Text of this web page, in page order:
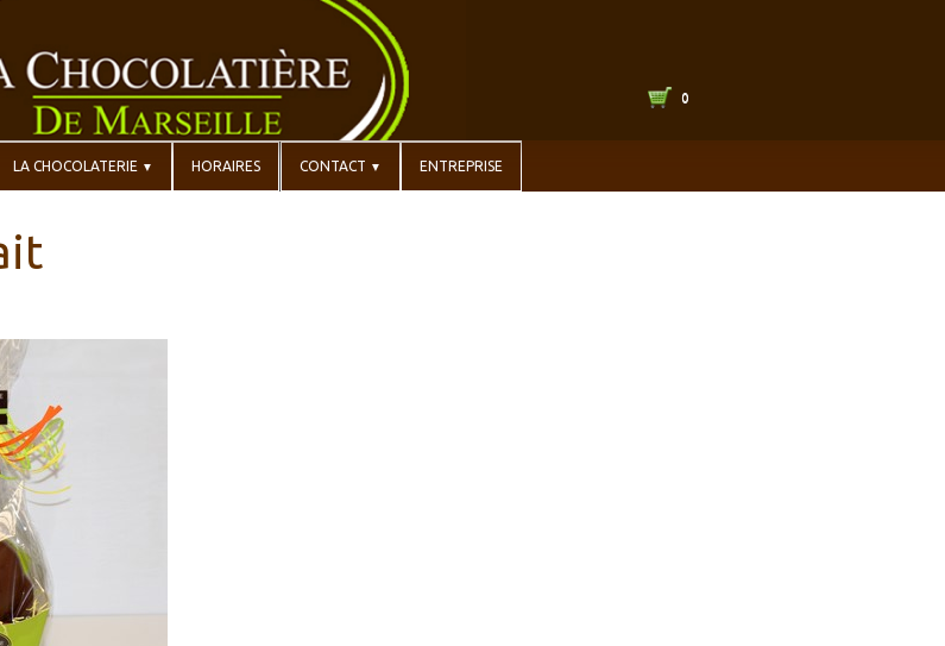
0
LA CHOCOLATERIE ▼ HORAIRES CONTACT ▼ ENTREPRISE